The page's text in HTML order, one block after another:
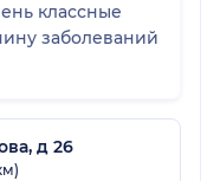
классные
заболеваний
д 26